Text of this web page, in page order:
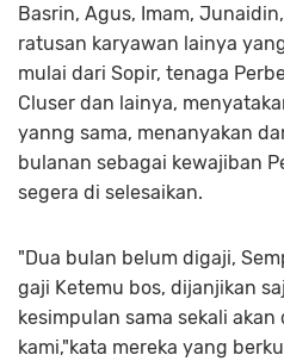
Basrin, Agus, Imam,
ratusan karyawan lainya
mulai dari Sopir, tenaga
Cluser dan lainya,
yanng sama, menanyakan
bulanan sebagai kewajiban
segera di selesaikan.
"Dua bulan belum digaji,
gaji Ketemu bos, dijanjikan
kesimpulan sama sekali
kami,"kata mereka yang